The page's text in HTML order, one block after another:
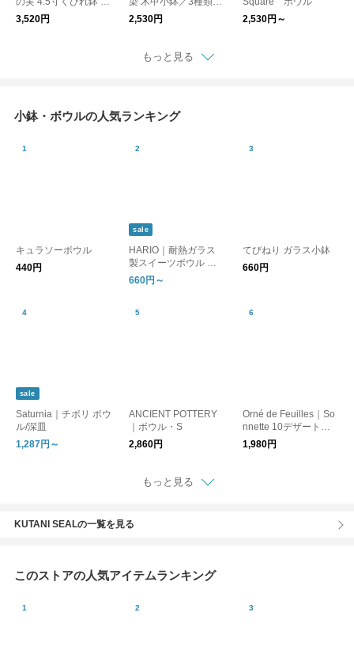
鉢【和食器】【お正
月】【新生活】
3,520円
【小鉢・和食器】【お
正月】【新生活】
2,530円
2,530円～
もっと見る
小鉢・ボウルの人気ランキング
キュラソーボウル
440円
sale
HARIO｜耐熱ガラス
製スイーツボウル 単
品／4個セット
660円～
てびねり ガラス小鉢
660円
sale
Saturnia｜チボリ ボウ
ル/深皿
1,287円～
ANCIENT POTTERY
｜ボウル・S
2,860円
Orné de Feuilles｜So
nnette 10デザートボ
ウル
1,980円
もっと見る
KUTANI SEALの一覧を見る
このストアの人気アイテムランキング